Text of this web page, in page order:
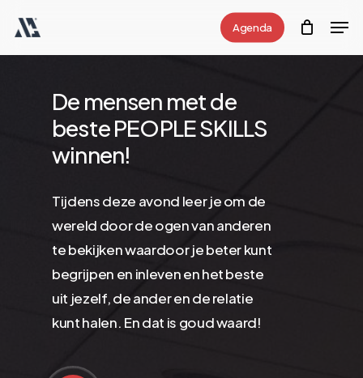
main
Agenda
De mensen met de
beste PEOPLE SKILLS
winnen!
Tijdens deze avond leer je om de
wereld door de ogen van anderen
te bekijken waardoor je beter kunt
begrijpen en inleven en het beste
uit jezelf, de ander en de relatie
kunt halen. En dat is goud waard!
Close